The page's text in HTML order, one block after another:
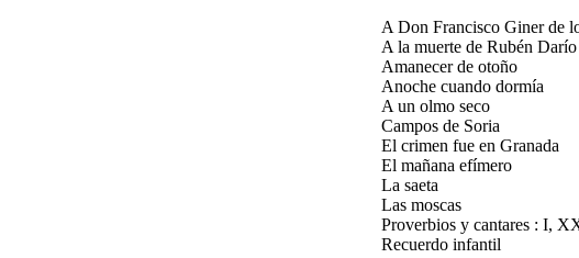
A Don Francisco Giner de
A la muerte de Rubén Darío
Amanecer de otoño
Anoche cuando dormía
A un olmo seco
Campos de Soria
El crimen fue en Granada
El mañana efímero
La saeta
Las moscas
Proverbios y cantares : I,
Recuerdo infantil